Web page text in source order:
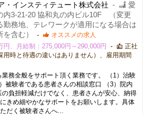
・インスティテュート株式会社 -
愛
内3-21-20 協和丸の内ビル10F （変更
勤務地、テレワークが適用になる場合は
含む）
-
オススメの求人
円、月給制：275,000円～290,000円
-
正社
用時と待遇の違いはありません）、雇用期間
務全般をサポート頂く業務です。 （1）治験
被験者である患者さんの相談窓口 （3）院内
負担軽減だけでなく、患者さんが安心、納得
きめ細やかなサポートをお願いします。具体
だく被験者さんへ...